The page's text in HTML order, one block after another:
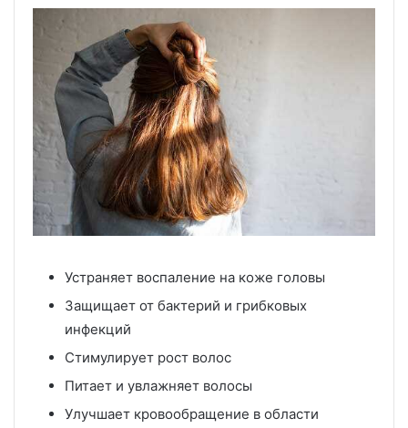
Устраняет воспаление на коже головы
Защищает от бактерий и грибковых
инфекций
Стимулирует рост волос
Питает и увлажняет волосы
Улучшает кровообращение в области